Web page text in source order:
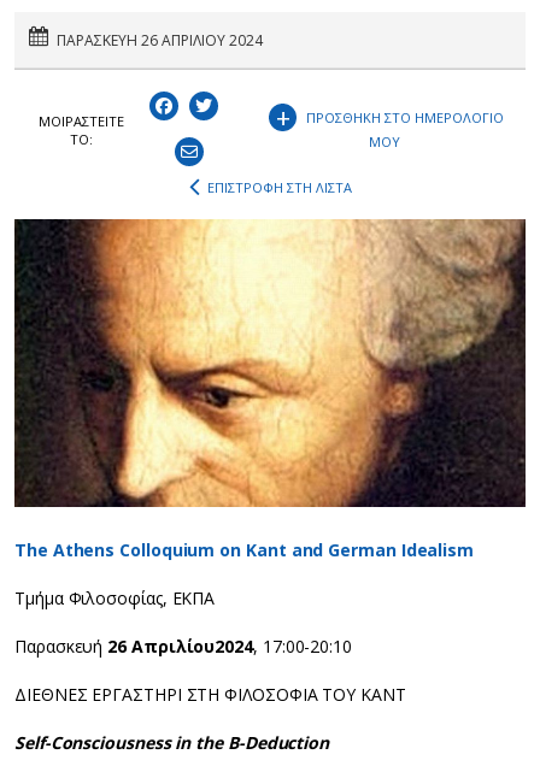
ΠΑΡΑΣΚΕΥΗ 26 ΑΠΡΙΛΙΟΥ 2024
ΜΟΙΡΑΣΤEIΤΕ
ΤΟ:
+
ΠΡΟΣΘΗΚΗ ΣΤΟ ΗΜΕΡΟΛΟΓΙΟ
ΜΟΥ
ΕΠΙΣΤΡΟΦΗ ΣΤΗ ΛΙΣΤΑ
The Athens Colloquium on Kant and German Idealism
Τμήμα Φιλοσοφίας, ΕΚΠΑ
Παρασκευή 26 Απριλίου2024, 17:00-20:10
ΔΙΕΘΝΕΣ ΕΡΓΑΣΤΗΡΙ ΣΤΗ ΦΙΛΟΣΟΦΙΑ ΤΟΥ ΚΑΝΤ
Self-Consciousness in the B-Deduction